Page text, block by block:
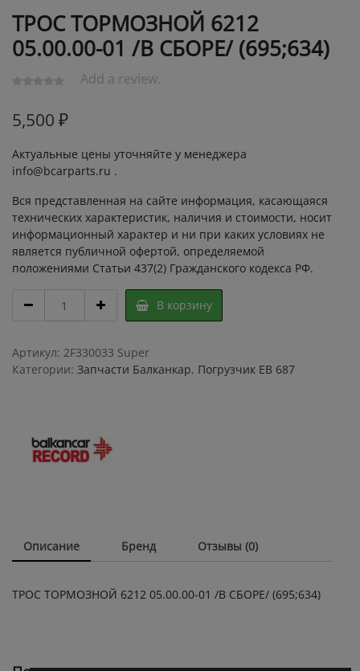
ТРОС ТОРМОЗНОЙ 6212
05.00.00-01 /В СБОРЕ/ (695;634)
Add a review.
5,500 ₽
Актуальные цены уточняйте у менеджера
info@bcarparts.ru .
Вся представленная на сайте информация, касающаяся
технических характеристик, наличия и стоимости, носит
информационный характер и ни при каких условиях не
является публичной офертой, определяемой
положениями Статьи 437(2) Гражданского кодекса РФ.
ТОРМОЗНОЙ
05.00.00-
01
quantity
В корзину
Артикул: 2F330033 Super
Категории: Запчасти Балканкар, Погрузчик ЕВ 687
Описание Бренд Отзывы (0)
ТРОС ТОРМОЗНОЙ 6212 05.00.00-01 /В СБОРЕ/ (695;634)